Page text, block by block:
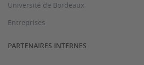
Université de Bordeaux
Entreprises
PARTENAIRES INTERNES